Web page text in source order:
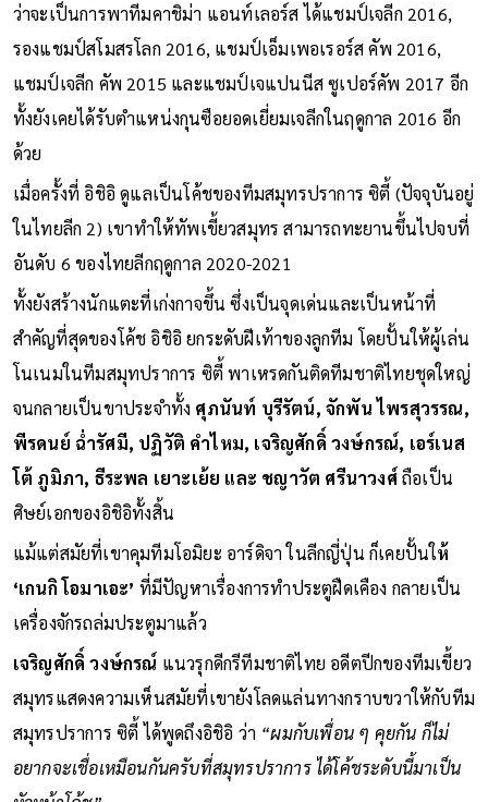
ว่าจะเป็นการพาทีมคาชิม่า แอนท์เลอร์ส ได้แชมป์เจลีก 2016,
รองแชมป์สโมสรโลก 2016, แชมป์เอ็มเพอเรอร์ส คัพ 2016,
แชมป์เจลีก คัพ 2015 และแชมป์เจแปนนีส ซูเปอร์คัพ 2017 อีก
ทั้งยังเคยได้รับตำแหน่งกุนซือยอดเยี่ยมเจลีกในฤดูกาล 2016 อีก
ด้วย
เมื่อครั้งที่ อิชิอิ ดูแลเป็นโค้ชของทีมสมุทรปราการ ซิตี้ (ปัจจุบันอยู่
ในไทยลีก 2) เขาทำให้ทัพเขี้ยวสมุทร สามารถทะยานขึ้นไปจบที่
อันดับ 6 ของไทยลีกฤดูกาล 2020-2021
ทั้งยังสร้างนักแตะที่เก่งกาจขึ้น ซึ่งเป็นจุดเด่นและเป็นหน้าที่
สำคัญที่สุดของโค้ช อิชิอิ ยกระดับฝีเท้าของลูกทีม โดยปั้นให้ผู้เล่น
โนเนมในทีมสมุทปราการ ซิตี้ พาเหรดกันติดทีมชาติไทยชุดใหญ่
จนกลายเป็นขาประจำทั้ง ศุภนันท์ บุรีรัตน์, จักพัน ไพรสุวรรณ,
พีรดนย์ ฉ่ำรัศมี, ปฏิวัติ คำไหม, เจริญศักดิ์ วงษ์กรณ์, เอร์เนส
โต้ ภูมิภา, ธีระพล เยาะเย้ย และ ชญาวัต ศรีนาวงศ์ถือเป็น
ศิษย์เอกของอิชิอิทั้งสิ้น
แม้แต่สมัยที่เขาคุมทีมโอมิยะ อาร์ดิจา ในลีกญี่ปุ่น ก็เคยปั้นให้
‘เกนกิ โอมาเอะ’ ที่มีปัญหาเรื่องการทำประตูฝืดเคือง กลายเป็น
เครื่องจักรถล่มประตูมาแล้ว
เจริญศักดิ์ วงษ์กรณ์ แนวรุกดีกรีทีมชาติไทย อดีตปีกของทีมเขี้ยว
สมุทรแสดงความเห็นสมัยที่เขายังโลดแล่นทางกราบขวาให้กับทีม
สมุทรปราการ ซิตี้ ได้พูดถึงอิชิอิ ว่า “ผมกับเพื่อน ๆ คุยกัน ก็ไม่
อยากจะเชื่อเหมือนกันครับที่สมุทรปราการ ได้โค้ชระดับนี้มาเป็น